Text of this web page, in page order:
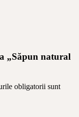
„Săpun natural
obligatorii sunt